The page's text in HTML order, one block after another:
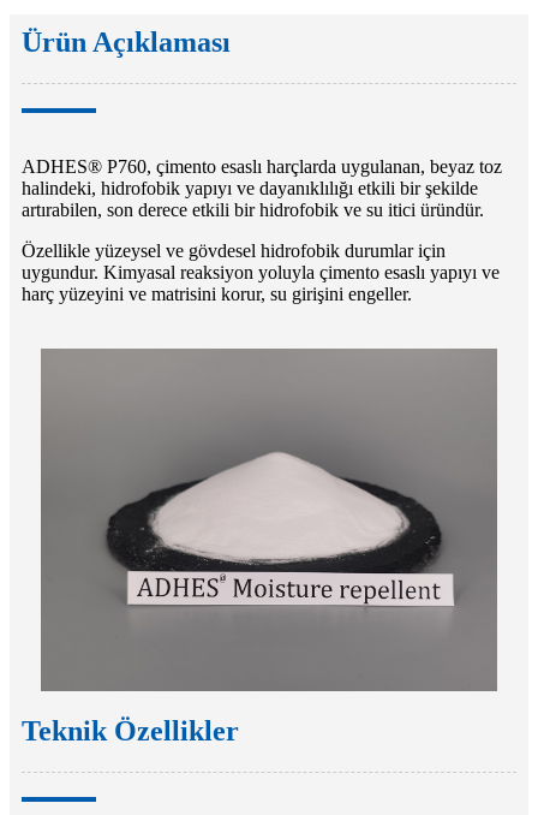
Ürün Açıklaması
ADHES® P760, çimento esaslı harçlarda uygulanan, beyaz toz
halindeki, hidrofobik yapıyı ve dayanıklılığı etkili bir şekilde
artırabilen, son derece etkili bir hidrofobik ve su itici üründür.
Özellikle yüzeysel ve gövdesel hidrofobik durumlar için
uygundur. Kimyasal reaksiyon yoluyla çimento esaslı yapıyı ve
harç yüzeyini ve matrisini korur, su girişini engeller.
Teknik Özellikler